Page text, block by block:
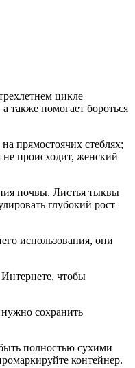
цикле
также помогает бороться
прямостоячих стеблях;
происходит, женский
почвы. Листья тыквы
глубокий рост
использования, они
чтобы
сохранить
полностью сухими
контейнер.